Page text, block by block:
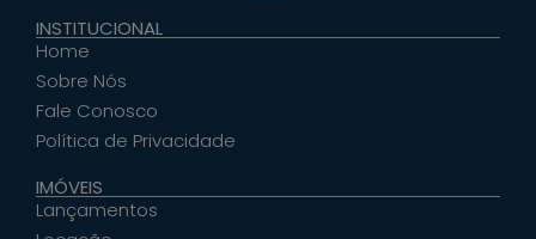
INSTITUCIONAL
Home
Sobre Nós
Fale Conosco
Política de Privacidade
IMÓVEIS
Lançamentos